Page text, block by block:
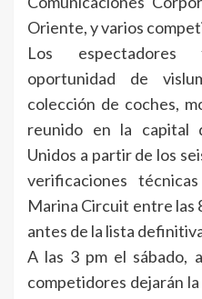
Oriente, y varios
Los
oportunidad de
colección de coches,
reunido en la capital
Unidos a partir de los
verificaciones
Marina Circuit entre las
antes de la lista
A las 3 pm el sábado,
competidores dejarán